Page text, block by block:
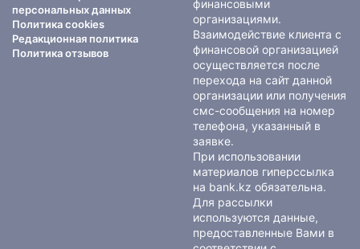
персональных данных
Политика cookies
Редакционная политика
Политика отзывов
финансовыми
организациями.
Взаимодействие клиента с
финансовой организацией
осуществляется после
перехода на сайт данной
организации или получения
смс-сообщения на номер
телефона, указанный в
заявке.
При использовании
материалов гиперссылка
на bank.kz обязательна.
Для рассылки
используются данные,
предоставленные Вами в